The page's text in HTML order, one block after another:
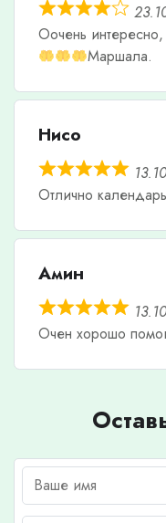
Оочень
Маршала.
Нисо
Отлично
Амин
Очен хорошо